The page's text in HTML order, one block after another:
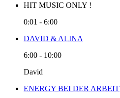
HIT MUSIC ONLY !
0:01 - 6:00
DAVID & ALINA
6:00 - 10:00
David
ENERGY BEI DER ARBEIT